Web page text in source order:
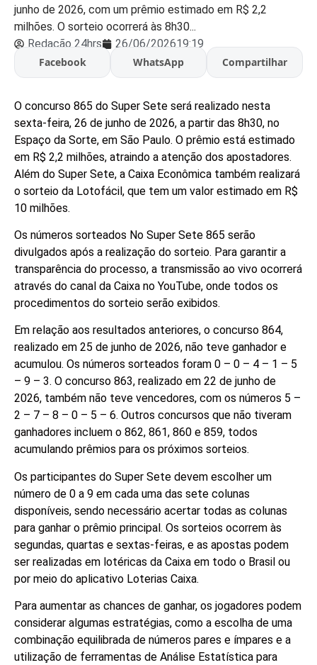
junho de 2026, com um prêmio estimado em R$ 2,2
milhões. O sorteio ocorrerá às 8h30...
Redação 24hrs
26/06/202619:19
Facebook
WhatsApp Compartilhar
O concurso 865 do Super Sete será realizado nesta
sexta-feira, 26 de junho de 2026, a partir das 8h30, no
Espaço da Sorte, em São Paulo. O prêmio está estimado
em R$ 2,2 milhões, atraindo a atenção dos apostadores.
Além do Super Sete, a Caixa Econômica também realizará
o sorteio da Lotofácil, que tem um valor estimado em R$
10 milhões.
Os números sorteados No Super Sete 865 serão
divulgados após a realização do sorteio. Para garantir a
transparência do processo, a transmissão ao vivo ocorrerá
através do canal da Caixa no YouTube, onde todos os
procedimentos do sorteio serão exibidos.
Em relação aos resultados anteriores, o concurso 864,
realizado em 25 de junho de 2026, não teve ganhador e
acumulou. Os números sorteados foram 0 – 0 – 4 – 1 – 5
– 9 – 3. O concurso 863, realizado em 22 de junho de
2026, também não teve vencedores, com os números 5 –
2 – 7 – 8 – 0 – 5 – 6. Outros concursos que não tiveram
ganhadores incluem o 862, 861, 860 e 859, todos
acumulando prêmios para os próximos sorteios.
Os participantes do Super Sete devem escolher um
número de 0 a 9 em cada uma das sete colunas
disponíveis, sendo necessário acertar todas as colunas
para ganhar o prêmio principal. Os sorteios ocorrem às
segundas, quartas e sextas-feiras, e as apostas podem
ser realizadas em lotéricas da Caixa em todo o Brasil ou
por meio do aplicativo Loterias Caixa.
Para aumentar as chances de ganhar, os jogadores podem
considerar algumas estratégias, como a escolha de uma
combinação equilibrada de números pares e ímpares e a
utilização de ferramentas de Análise Estatística para